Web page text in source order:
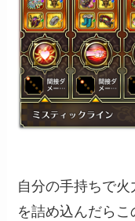
自分の手持ちで
を詰め込んだら